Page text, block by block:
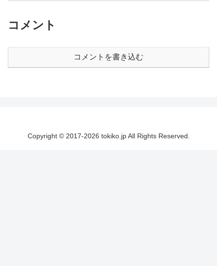
コメント
コメントを書き込む
Copyright © 2017-2026 tokiko.jp All Rights Reserved.